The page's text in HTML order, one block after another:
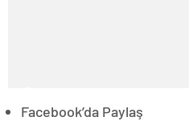
Facebook’da Paylaş